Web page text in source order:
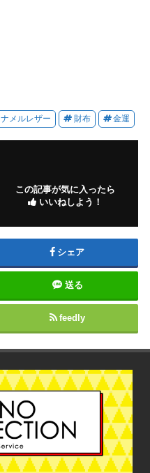
ナメルレザー 財布 金運
この記事が気に入ったら
いいねしよう！
シェア
送る
feedly